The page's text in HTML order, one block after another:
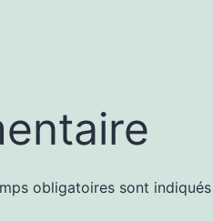
obligatoires sont indiqués